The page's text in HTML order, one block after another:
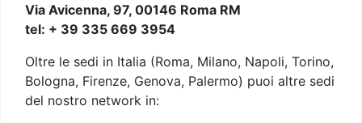
Via Avicenna, 97, 00146 Roma RM
tel: + 39 335 669 3954
Oltre le sedi in Italia (Roma, Milano, Napoli, Torino,
Bologna, Firenze, Genova, Palermo) puoi altre sedi
del nostro network in: